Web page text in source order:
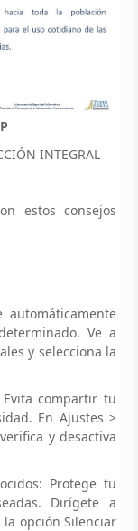
INTEGRAL
estos consejos
Ve a
y selecciona la
compartir tu
En Ajustes >
y desactiva
Protege tu
Dirígete a
la opción Silenciar